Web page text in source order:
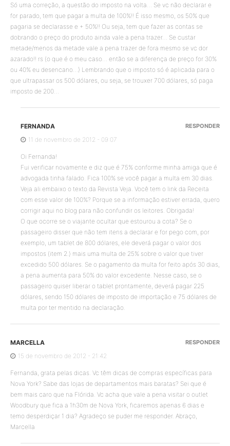
Só uma correção, a questão do imposto na volta… Se vc não declarar e
for parado, tem que pagar a multa de 100%!! É isso mesmo, os 50% que
pagaria se declarasse e + 50%!! Ou seja, tem que fazer as contas se
dobrando o preço do produto ainda vale a pena trazer… Se custar
metade/menos da metade vale a pena trazer de fora mesmo se vc dor
azarado!! rs (o que é o meu caso… então se a diferença de preço for 30%
ou 40% eu desencano…) Lembrando que o imposto só é aplicada para o
que ultrapassar os 500 dólares, ou seja, se trouxer 700 dólares, só paga
imposto de 200…
FERNANDA
11 de novembro de 2012 - 09:07
Oi Fernanda!
Fui verificar novamente e diz que é 75% conforme minha amiga que é
advogada tinha falado. Fica 100% se você pagar a multa em 30 dias.
Veja ali embaixo o texto da Revista Veja. Você tem o link da Receita
com esse valor de 100%? Porque se a informação estiver errada, quero
corrigir aqui no blog para não confundir os leitores. Obrigada!
O que ocorre se o viajante ocultar que estourou a cota? Se o
passageiro disser que não tem itens a declarar e for pego com, por
exemplo, um tablet de 800 dólares, ele deverá pagar o valor dos
impostos (item 2.) mais uma multa de 25% sobre o valor que tiver
excedido 500 dólares. Se o pagamento da multa for feito após 30 dias,
a pena aumenta para 50% do valor excedente. Nesse caso, se o
passageiro quiser liberar o tablet prontamente, deverá pagar 225
dólares, sendo 150 dólares de imposto de importação e 75 dólares de
multa por ter mentido na declaração.
RESPONDER
MARCELLA
15 de novembro de 2012 - 21:42
Fernanda, grata pelas dicas. Vc têm dicas de compras específicas para
Nova York? Sabe das lojas de departamentos mais baratas? Sei que é
bem mais caro que na Flórida. Vc acha que vale a pena visitar o outlet
Woodbury que fica a 1h30m de Nova York, ficaremos apenas 6 dias e
temo desperdiçar 1 dia? Agradeço se puder me responder. Abraço,
Marcella
RESPONDER